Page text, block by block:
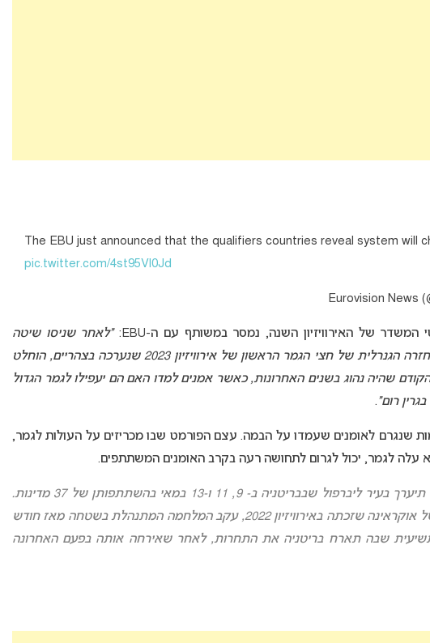
The EBU just announced that the qualifiers countries reveal system will
pic.twitter.com/4st95Vl0Jd
“לאחר שניסו שיטה
חדשה של הצגת המדינות המעפילות בחזרה הגנרלית של חצי הגמר הראשון של אירוויזיון 2023 שנערכה בצהריים, הוחלט
שהיה נהוג בשנים האחרונות, כאשר אמנים למדו האם הם יעפילו לגמר הגדול
רום”.
שנגרם לאומנים שעמדו על הבמה. עצם הפורמט שבו מכריזים על העולות לגמר,
עלה לגמר, יכול לגרום לתחושה רעה בקרב האומנים המשתתפים.
אירוויזיון 2023: תחרות האירוויזיון ה-67 תיערך בעיר ליברפול שבבריטניה ב- 9, 11 ו-13 במאי בהשתתפותן של 37 מדינות.
בריטניה תארח את התחרות במקומה של אוקראינה שזכתה באירוויזיון 2022, עקב המלחמה המתנהלת בשטחה מאז חודש
שבה תארח בריטניה את התחרות, לאחר שאירחה אותה בפעם האחרונה